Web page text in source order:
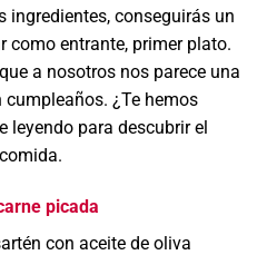
ingredientes, conseguirás un
como entrante, primer plato.
a nosotros nos parece una
¿Te hemos
leyendo para descubrir el
picada
con aceite de oliva